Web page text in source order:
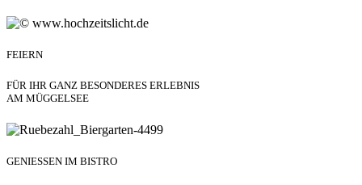
FEIERN
FÜR IHR GANZ BESONDERES ERLEBNIS
AM MÜGGELSEE
GENIESSEN IM BISTRO